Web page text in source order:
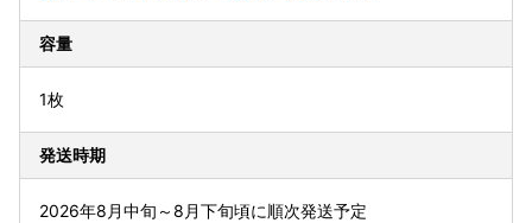
容量
1枚
発送時期
2026年8月中旬～8月下旬頃に順次発送予定